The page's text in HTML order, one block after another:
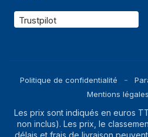
Trustpilot
Politique de confidentialité
Mentions
Les prix sont indiqués en euros
non inclus). Les prix, le
délais et frais de livraison